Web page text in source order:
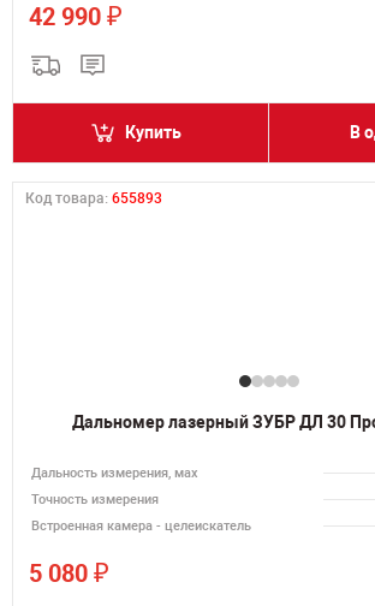
42 990 ₽
Купить В
Код товара: 655893
Дальномер лазерный ЗУБР ДЛ 30
Дальность измерения, мах
Точность измерения
Встроенная камера - целеискатель
5 080 ₽